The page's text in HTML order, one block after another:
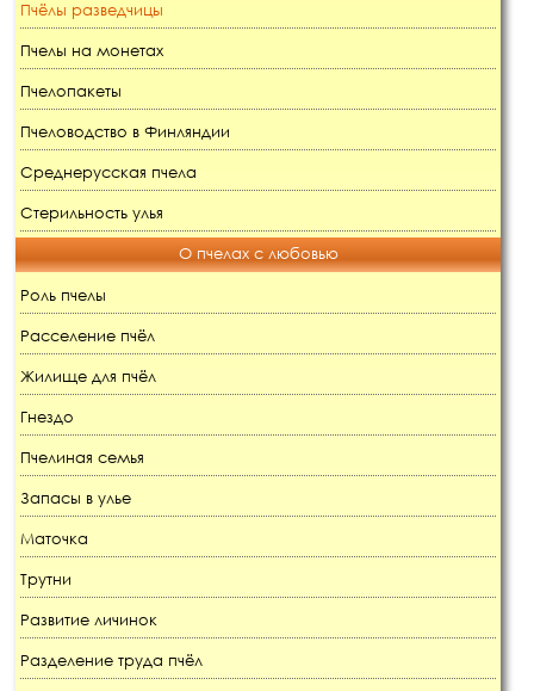
Пчёлы разведчицы
Пчелы на монетах
Пчелопакеты
Пчеловодство в Финляндии
Среднерусская пчела
Стерильность улья
О пчелах с любовью
Роль пчелы
Расселение пчёл
Жилище для пчёл
Гнездо
Пчелиная семья
Запасы в улье
Маточка
Трутни
Развитие личинок
Разделение труда пчёл